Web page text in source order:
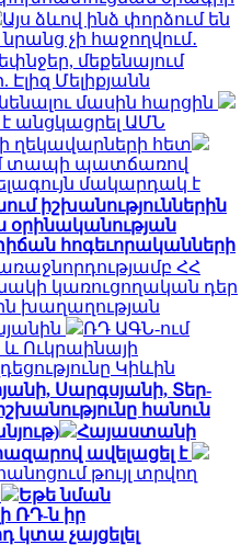
Այս ձևով ինձ փորձում են
չի հաջողվում․
մեքենայում
Մելիքյանն
մասին հարցին
անցկացրել ԱՄՆ
ղեկավարների հետ
տապի պատճառով
մակարդակ է
իշխանություններին
հոգեւորականների
ՀՀ
կառուցողական դեր
խաղաղության
ՌԴ ԱԳՆ-ում
Ուկրաինայի
Կիևին
Սարգսյանի, Տեր-
հանուն
Հայաստանի
ավելացել է
թույլ տրվող
Եթե նման
ՌԴ-ն իր
կտա չայցելել